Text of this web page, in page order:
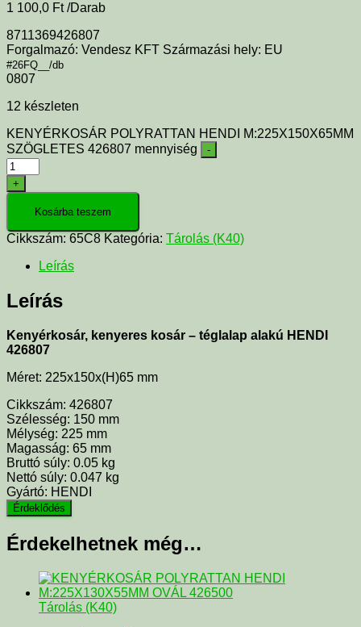
1 100,0 Ft /Darab
8711369426807
Forgalmazó: Vendesz KFT Származási hely: EU
#26FQ__/db
0807
12 készleten
KENYÉRKOSÁR POLYRATTAN HENDI M:225X150X65MM
SZÖGLETES 426807 mennyiség
-
+
Kosárba teszem
Cikkszám: 65C8 Kategória: Tárolás (K40)
Leírás
Leírás
Kenyérkosár, kenyeres kosár – téglalap alakú HENDI
426807
Méret: 225x150x(H)65 mm
Cikkszám: 426807
Szélesség: 150 mm
Mélység: 225 mm
Magasság: 65 mm
Bruttó súly: 0.05 kg
Nettó súly: 0.047 kg
Gyártó: HENDI
Érdekelhetnek még…
Tárolás (K40)